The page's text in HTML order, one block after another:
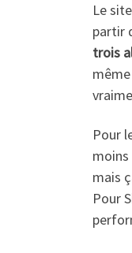
Le site
partir
trois
Pour
mais
Pour